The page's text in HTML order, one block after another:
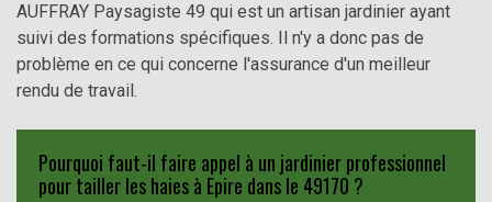
AUFFRAY Paysagiste 49 qui est un artisan jardinier ayant
suivi des formations spécifiques. Il n'y a donc pas de
problème en ce qui concerne l'assurance d'un meilleur
rendu de travail.
Pourquoi faut-il faire appel à un jardinier professionnel
pour tailler les haies à Epire dans le 49170 ?